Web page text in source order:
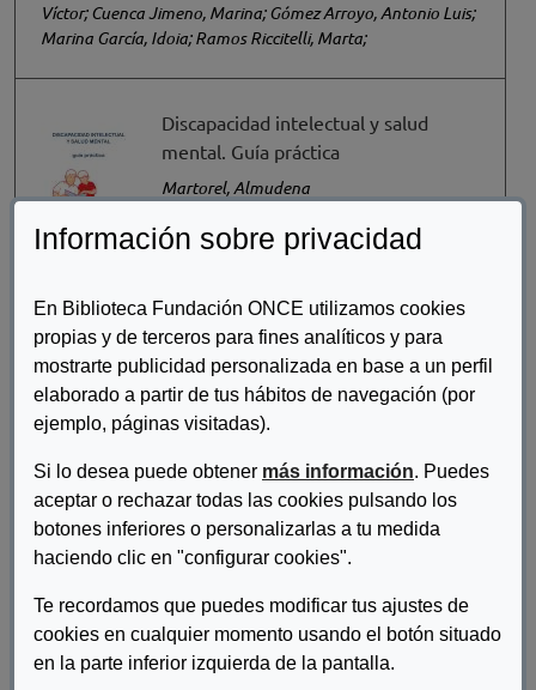
Información sobre privacidad
En Biblioteca Fundación ONCE utilizamos cookies
propias y de terceros para fines analíticos y para
mostrarte publicidad personalizada en base a un perfil
elaborado a partir de tus hábitos de navegación (por
ejemplo, páginas visitadas).
Si lo desea puede obtener más información. Puedes
aceptar o rechazar todas las cookies pulsando los
botones inferiores o personalizarlas a tu medida
haciendo clic en "configurar cookies".
Te recordamos que puedes modificar tus ajustes de
cookies en cualquier momento usando el botón situado
en la parte inferior izquierda de la pantalla.
Víctor; Cuenca Jimeno, Marina; Gómez Arroyo, Antonio Luis;
Marina García, Idoia; Ramos Riccitelli, Marta;
Discapacidad intelectual y salud
mental. Guía práctica
Martorel, Almudena
El voluntariado en Salud Mental
España. Informe 2020
Salud Mental España
Estudio sobre el deporte en
personas con parálisis cerebral de
entidades Aspace
Confederación Aspace
Estudio sobre la situación de las
mujeres con discapacidad en Castilla